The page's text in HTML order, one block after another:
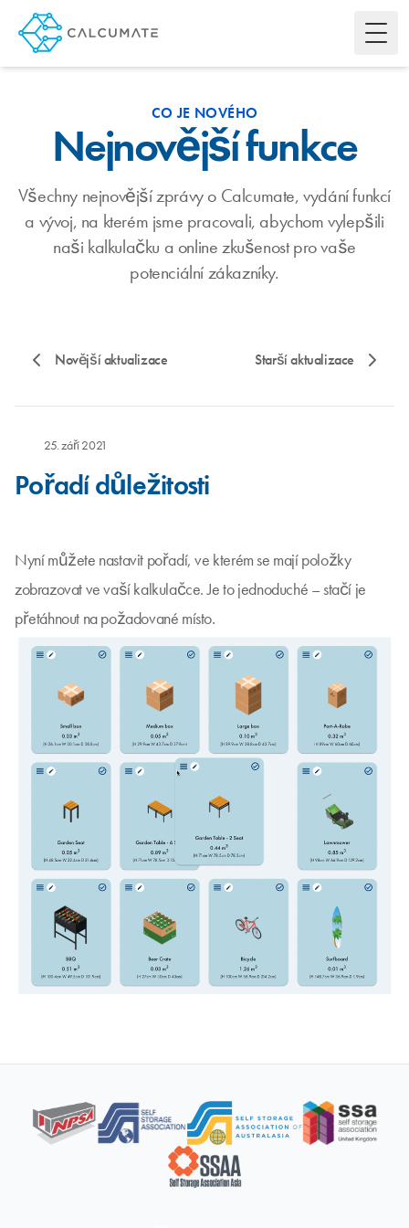
CO JE NOVÉHO
Nejnovější funkce
Všechny nejnovější zprávy o Calcumate, vydání funkcí
a vývoj, na kterém jsme pracovali, abychom vylepšili
naši kalkulačku a online zkušenost pro vaše
potenciální zákazníky.
Novější aktualizace Starší aktualizace
25. září 2021
Pořadí důležitosti
Nyní můžete nastavit pořadí, ve kterém se mají položky
zobrazovat ve vaší kalkulačce. Je to jednoduché – stačí je
přetáhnout na požadované místo.